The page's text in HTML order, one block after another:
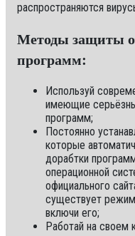
распространяются
Методы защиты
программ:
Используй
имеющие
программ;
Постоянно
которые
дорабтки
операционной
официального
существует режим
включи его;
Работай на своем